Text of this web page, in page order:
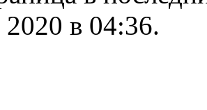
2020 в 04:36.